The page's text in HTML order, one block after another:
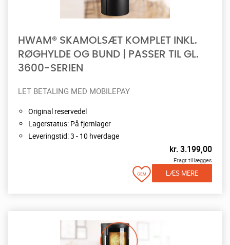
HWAM® SKAMOLSÆT KOMPLET INKL.
RØGHYLDE OG BUND | PASSER TIL GL.
3600-SERIEN
LET BETALING MED MOBILEPAY
Original reservedel
Lagerstatus: På fjernlager
Leveringstid: 3 - 10 hverdage
kr.3.199,00
Fragt tillægges
LÆS MERE